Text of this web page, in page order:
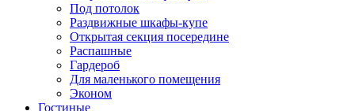
Под потолок
Раздвижные шкафы-купе
Открытая секция посередине
Распашные
Гардероб
Для маленького помещения
Эконом
Гостиные